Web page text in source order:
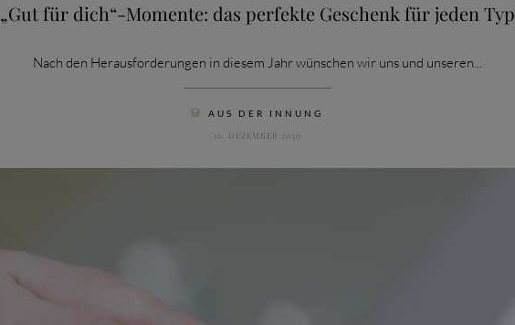
„Gut für dich“-Momente: das perfekte Geschenk für jeden Typ
Nach den Herausforderungen in diesem Jahr wünschen wir uns und unseren...

AUS DER INNUNG
16. DEZEMBER 2020